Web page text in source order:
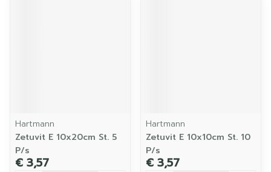
Hartmann
Zetuvit E 10x20cm St. 5
P/s
€ 3,57
Hartmann
Zetuvit E 10x10cm St. 10
P/s
€ 3,57